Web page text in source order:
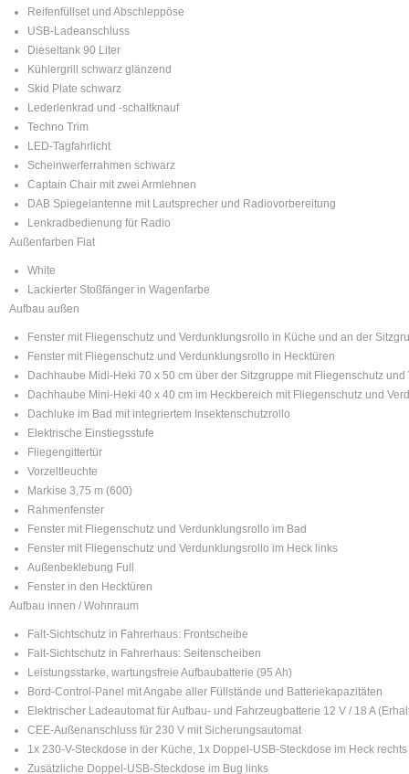
Reifenfüllset und Abschleppöse
USB-Ladeanschluss
Dieseltank 90 Liter
Kühlergrill schwarz glänzend
Skid Plate schwarz
Lederlenkrad und -schaltknauf
Techno Trim
LED-Tagfahrlicht
Scheinwerferrahmen schwarz
Captain Chair mit zwei Armlehnen
DAB Spiegelantenne mit Lautsprecher und Radiovorbereitung
Lenkradbedienung für Radio
Außenfarben Fiat
White
Lackierter Stoßfänger in Wagenfarbe
Aufbau außen
Fenster mit Fliegenschutz und Verdunklungsrollo in Küche und an der
Fenster mit Fliegenschutz und Verdunklungsrollo in Hecktüren
Dachhaube Midi-Heki 70 x 50 cm über der Sitzgruppe mit Fliegenschutz
Dachhaube Mini-Heki 40 x 40 cm im Heckbereich mit Fliegenschutz und
Dachluke im Bad mit integriertem Insektenschutzrollo
Elektrische Einstiegsstufe
Fliegengittertür
Vorzeltleuchte
Markise 3,75 m (600)
Rahmenfenster
Fenster mit Fliegenschutz und Verdunklungsrollo im Bad
Fenster mit Fliegenschutz und Verdunklungsrollo im Heck links
Außenbeklebung Full
Fenster in den Hecktüren
Aufbau innen / Wohnraum
Falt-Sichtschutz in Fahrerhaus: Frontscheibe
Falt-Sichtschutz in Fahrerhaus: Seitenscheiben
Leistungsstarke, wartungsfreie Aufbaubatterie (95 Ah)
Bord-Control-Panel mit Angabe aller Füllstände und Batteriekapazitäten
Elektrischer Ladeautomat für Aufbau- und Fahrzeugbatterie 12 V / 18 A
CEE-Außenanschluss für 230 V mit Sicherungsautomat
1x 230-V-Steckdose in der Küche, 1x Doppel-USB-Steckdose im Heck rechts
Zusätzliche Doppel-USB-Steckdose im Bug links